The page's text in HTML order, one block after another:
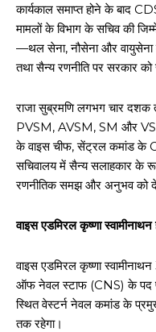
कार्यकाल समाप्त होने के बाद
मामलों के विभाग के सचिव की
—थल सेना, नौसेना और वायुसेना
तथा सैन्य रणनीति पर सरकार
राजा सुब्रमणि लगभग चार दशक
PVSM, AVSM, SM और
के वाइस चीफ, सेंट्रल कमांड के
सचिवालय में सैन्य सलाहकार के
रणनीतिक समझ और अनुभव को
वाइस एडमिरल कृष्णा
वाइस एडमिरल कृष्णा
ऑफ नेवल स्टाफ (CNS) के पद
स्थित वेस्टर्न नेवल कमांड के
तक रहेगा।